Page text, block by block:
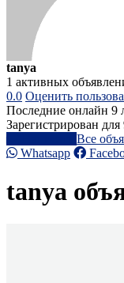
tanya
1 активных
0.0 Оценить
Последние онлайн 9
Зарегистрирован для
Все
Whatsapp
tanya